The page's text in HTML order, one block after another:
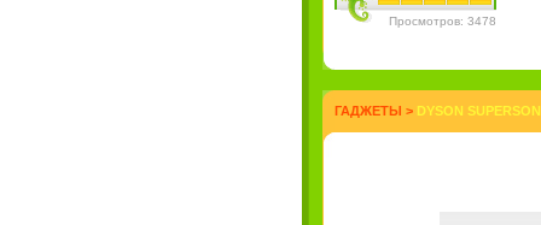
Просмотров: 3478
ГАДЖЕТЫ > DYSON